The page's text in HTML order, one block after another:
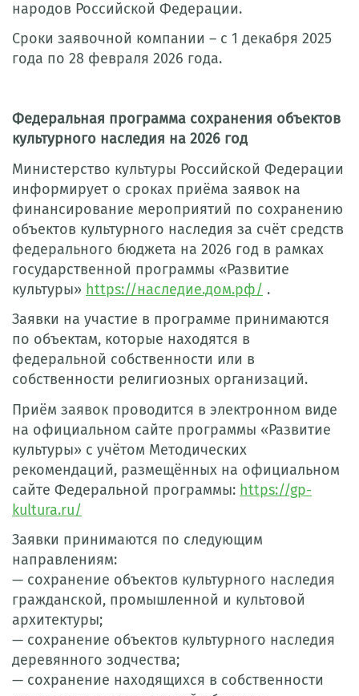
народов Российской Федерации.
Сроки заявочной компании – с 1 декабря 2025
года по 28 февраля 2026 года.
Федеральная программа сохранения объектов
культурного наследия на 2026 год
Министерство культуры Российской Федерации
информирует о сроках приёма заявок на
финансирование мероприятий по сохранению
объектов культурного наследия за счёт средств
федерального бюджета на 2026 год в рамках
государственной программы «Развитие
культуры» https://наследие.дом.рф/ .
Заявки на участие в программе принимаются
по объектам, которые находятся в
федеральной собственности или в
собственности религиозных организаций.
Приём заявок проводится в электронном виде
на официальном сайте программы «Развитие
культуры» с учётом Методических
рекомендаций, размещённых на официальном
сайте Федеральной программы: https://gp-
kultura.ru/
Заявки принимаются по следующим
направлениям:
— сохранение объектов культурного наследия
гражданской, промышленной и культовой
архитектуры;
— сохранение объектов культурного наследия
деревянного зодчества;
— сохранение находящихся в собственности